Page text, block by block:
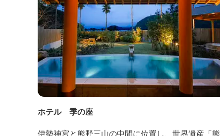
ホテル 季の座
伊勢神宮と熊野三山の中間に位置し、世界遺産「熊